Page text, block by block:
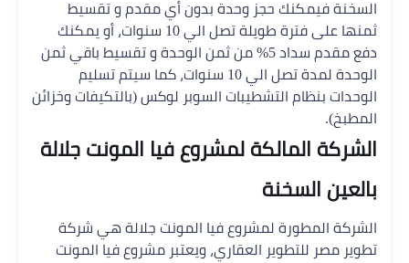
السخنة فيمكنك حجز وحدة بدون أي مقدم و تقسيط
ثمنها على فترة طويلة تصل الي 10 سنوات، أ
و يمكنك
دفع مقدم سداد 5% من ثمن الوحدة و تقسيط باقي ثمن
الوحدة لمدة تصل الي 10 سنوات،
كما سيتم تسليم
الوحدات بنظام التشطيبات السوبر لوكس (بالتكيفات وخزائن
المطبخ).
الشركة المالكة لمشروع فيا المونت جلالة
بالعين السخنة
الشركة المطورة لمشروع فيا المونت جلالة هي شركة
تطوير مصر للتطوير العقاري، ويعتبر مشروع فيا المونت